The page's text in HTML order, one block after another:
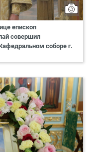
епископ
совершил
соборе г.